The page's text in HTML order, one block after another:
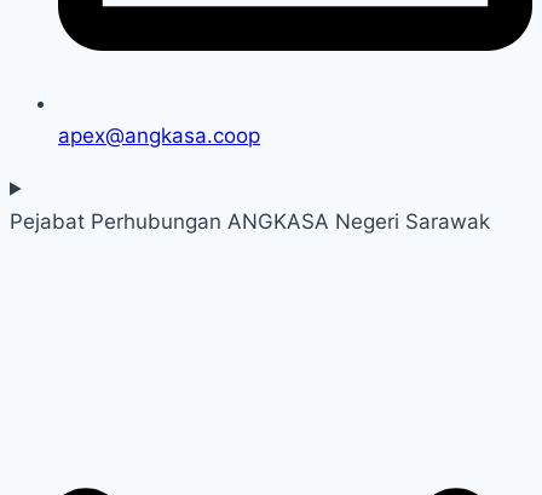
apex@angkasa.coop
Pejabat Perhubungan ANGKASA Negeri Sarawak